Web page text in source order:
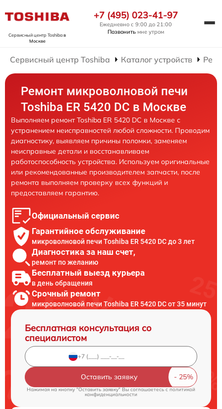
Сервисный центр Toshibaв
Москве
+7 (495) 023-41-97
Ежедневно с 9:00 до 21:00
Позвонить мне утром
Сервисный центр Toshiba Каталог устройств
Ремонт микроволновой печи
Toshiba ER 5420 DC в Москве
Выполняем ремонт Toshiba ER 5420 DC в Москве с
устранением неисправностей любой сложности. Проводим
диагностику, выявляем причины поломки, заменяем
неисправные детали и восстанавливаем
работоспособность устройства. Используем оригинальные
или рекомендованные производителем запчасти, после
ремонта выполняем проверку всех функций и
предоставляем гарантию.
Официальный сервис
Гарантийное обслуживание
микроволновой печи Toshiba ER 5420 DC до 3 лет
Диагностика за наш счет,
ремонт по желанию
Бесплатный выезд курьера
в день обращения
Срочный ремонт
микроволновой печи Toshiba ER 5420 DC от 35 минут
Бесплатная консультация со
специалистом
Оставить заявку
Нажимая на кнопку "Оставить заявку" Вы соглашаетесь cполитикой
конфиденциальности